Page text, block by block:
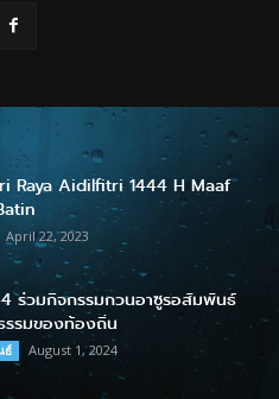
Raya Aidilfitri 1444 H Maaf
April 22, 2023
ร่วมกิจกรรมกวนอาซูรอสัมพันธ์
รมของท้องถิ่น
ธ์ August 1, 2024